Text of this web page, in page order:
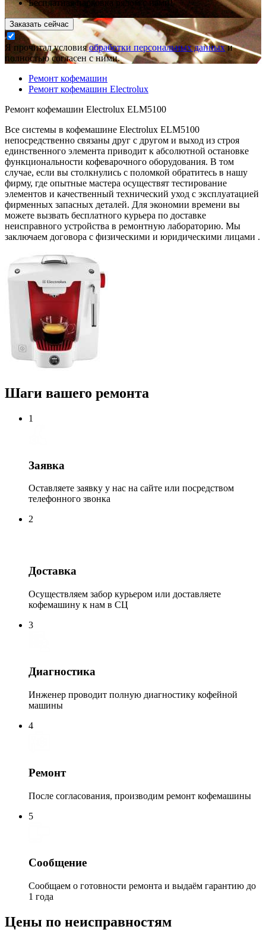
Бесплатная парковка рядом с нами!
Заказать сейчас
Я прочитал условияобработки персональных данныхи
полностью согласен с ними.
Ремонт кофемашин
Ремонт кофемашин Electrolux
Ремонт кофемашин Electrolux ELM5100
Все системы в кофемашине Electrolux ELM5100
непосредственно связаны друг с другом и выход из строя
единственного элемента приводит к абсолютной остановке
функциональности кофеварочного оборудования. В том
случае, если вы столкнулись с поломкой обратитесь в нашу
фирму, где опытные мастера осуществят тестирование
элементов и качественный технический уход с эксплуатацией
фирменных запасных деталей. Для экономии времени вы
можете вызвать бесплатного курьера по доставке
неисправного устройства в ремонтную лабораторию. Мы
заключаем договора с физическими и юридическими лицами .
Шаги вашего ремонта
1
Заявка
Оставляете заявку у нас на сайте или посредством
телефонного звонка
2
Доставка
Осуществляем забор курьером или доставляете
кофемашину к нам в СЦ
3
Диагностика
Инженер проводит полную диагностику кофейной
машины
4
Ремонт
После согласования, производим ремонт кофемашины
5
Сообщение
Сообщаем о готовности ремонта и выдаём гарантию до
1 года
Цены по неисправностям